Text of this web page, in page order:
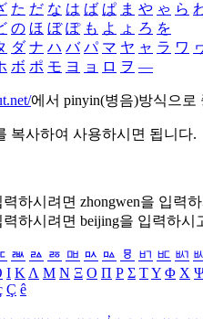
た だ な は ば ぱ ま や ゃ ら
の ほ ぼ ぽ も よ ょ ろ を
ダ ナ ハ バ パ マ ヤ ャ ラ ワ
ボ ポ モ ヨ ョ ロ ヲ ―
에서 pinyin(병음)방식으
복사하여 사용하시면 됩니다.
하시려면 zhongwen을 입력
하시려면 beijing을 입력하시
ㅫ ㅬ ㅭ ㅮ ㅯ ㅰ ㅱ ㅲ ㅳ ㅴ
Ι ΚΛ Μ Ν Ξ Ο Π Ρ Σ ΤΥ Φ Χ
Ç ê